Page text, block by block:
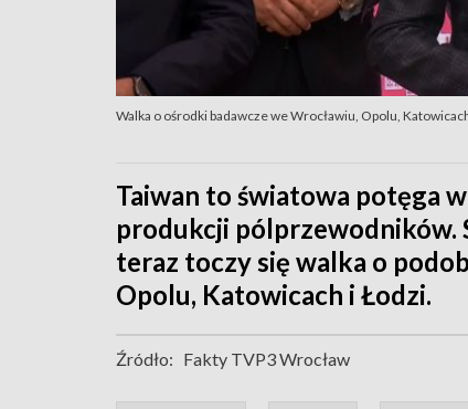
Walka o ośrodki badawcze we Wrocławiu, Opolu,
Taiwan to światowa potęga
produkcji pólprzewodników.
teraz toczy się walka o
Opolu, Katowicach i Łodzi.
Źródło: Fakty TVP3 Wrocław